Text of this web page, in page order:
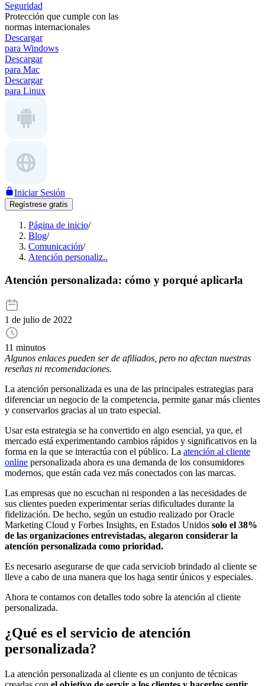
Seguridad
Protección que cumple con las
normas internacionales
Descargar
para Windows
Descargar
para Mac
Descargar
para Linux
Iniciar Sesión
Regístrese gratis
Página de inicio/
Blog/
Comunicación/
Atención personaliz..
Atención personalizada: cómo y porqué aplicarla
1 de julio de 2022
11 minutos
Algunos enlaces pueden ser de afiliados, pero no afectan nuestras
reseñas ni recomendaciones.
La atención personalizada es una de las principales estrategias para
diferenciar un negocio de la competencia, permite ganar más clientes
y conservarlos gracias al un trato especial.
Usar esta estrategia se ha convertido en algo esencial, ya que, el
mercado está experimentando cambios rápidos y significativos en la
forma en la que se interactúa con el público. La atención al cliente
online personalizada ahora es una demanda de los consumidores
modernos, que están cada vez más conectados con las marcas.
Las empresas que no escuchan ni responden a las necesidades de
sus clientes pueden experimentar serias dificultades durante la
fidelización. De hecho, según un estudio realizado por Oracle
Marketing Cloud y Forbes Insights, en Estados Unidos solo el 38%
de las organizaciones entrevistadas, alegaron considerar la
atención personalizada como prioridad.
Es necesario asegurarse de que cada serviciob brindado al cliente se
lleve a cabo de una manera que los haga sentir únicos y especiales.
Ahora te contamos con detalles todo sobre la atención al cliente
personalizada.
¿Qué es el servicio de atención
personalizada?
La atención personalizada al cliente es un conjunto de técnicas